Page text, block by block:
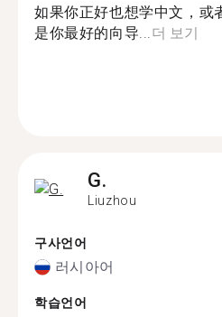
如果你正好也想学中文，或
是你最好的向导... 더 보기
G.
Liuzhou
구사언어
러시아어
학습언어